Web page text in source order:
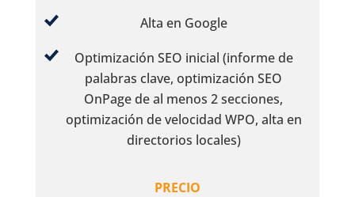
Alta en Google
Optimización SEO inicial (informe de
palabras clave, optimización SEO
OnPage de al menos 2 secciones,
optimización de velocidad WPO, alta en
directorios locales)
PRECIO